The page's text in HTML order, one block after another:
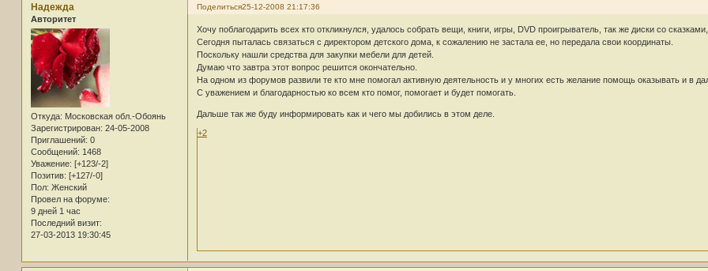
Поделиться25-12-2008 21:17:36
Надежда
Авторитет
Откуда: Московская обл.-Обоянь
Зарегистрирован: 24-05-2008
Приглашений: 0
Сообщений: 1468
Уважение: [+123/-2]
Позитив: [+127/-0]
Пол: Женский
Провел на форуме:
9 дней 1 час
Последний визит:
27-03-2013 19:30:45
Хочу поблагодарить всех кто откликнулся, удалось собрать вещи, книги, игры, DVD проигрыватель, так же диски со
Сегодня пыталась связаться с директором детского дома, к сожалению не застала ее, но передала свои координаты.
Поскольку нашли средства для закупки мебели для детей.
Думаю что завтра этот вопрос решится окончательно.
На одном из форумов развили те кто мне помогал активную деятельность и у многих есть желание помощь оказывать и в
С уважением и благодарностью ко всем кто помог, помогает и будет помогать.
Дальше так же буду информировать как и чего мы добились в этом деле.
+2